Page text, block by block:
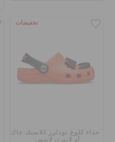
تخفيضات
حذاء كلوغ تودلرز كلاسيك جاك
أو لانترن لايتس